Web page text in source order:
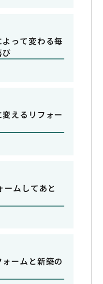
って変わる毎
び
えるリフォー
ームしてあと
ームと新築の